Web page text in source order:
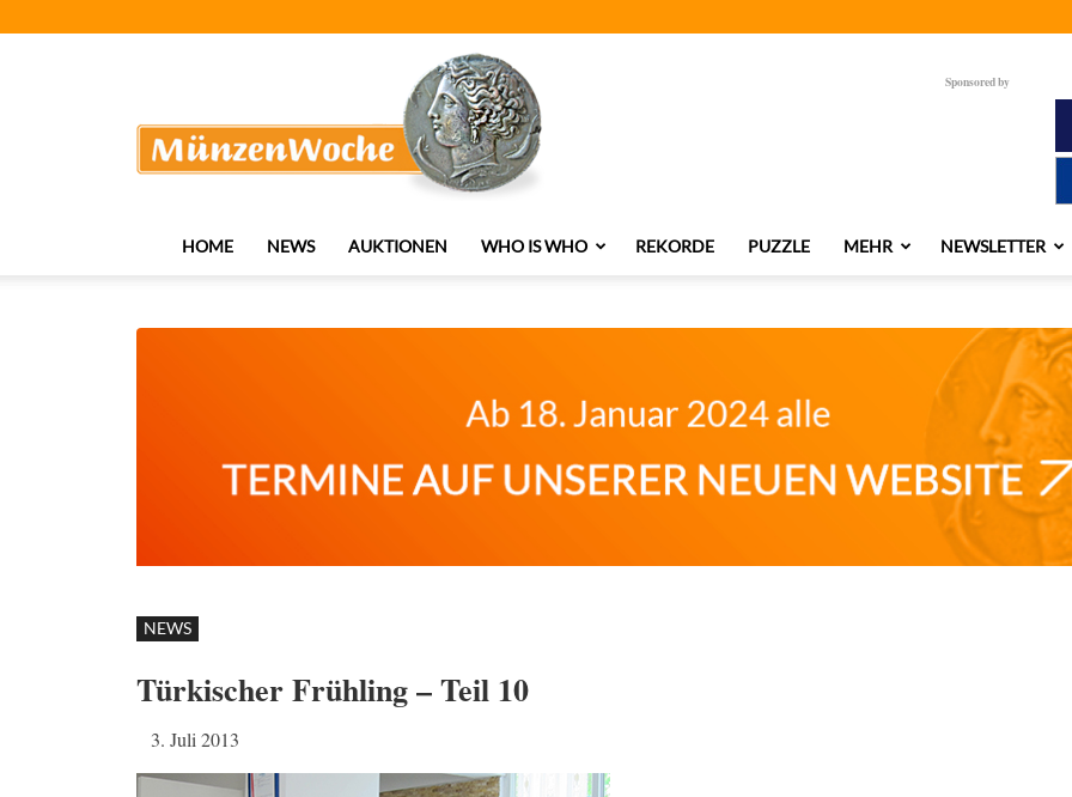
Sponsored by
HOME NEWS AUKTIONEN WHO IS WHO REKORDE PUZZLE MEHR NEWSLETTER
NEWS
Türkischer Frühling – Teil 10
3. Juli 2013